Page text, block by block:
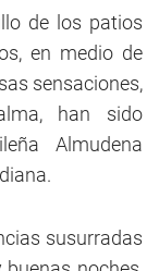
de los patios
en medio de
sensaciones,
han sido
Almudena
susurradas